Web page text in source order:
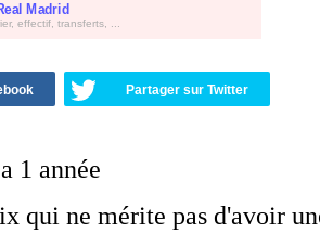
Madrid
effectif, transferts, ...
Partager sur Twitter